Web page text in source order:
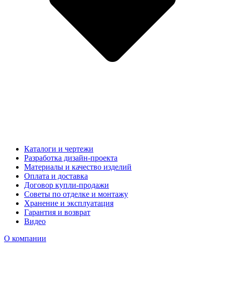
Каталоги и чертежи
Разработка дизайн-проекта
Материалы и качество изделий
Оплата и доставка
Договор купли-продажи
Советы по отделке и монтажу
Хранение и эксплуатация
Гарантия и возврат
Видео
О компании